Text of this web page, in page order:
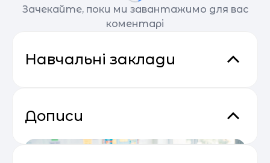
Зачекайте, поки ми завантажимо для вас
коментарі
Навчальні заклади
Дописи